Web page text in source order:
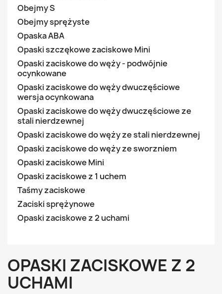
Obejmy S
Obejmy sprężyste
Opaska ABA
Opaski szczękowe zaciskowe Mini
Opaski zaciskowe do węży - podwójnie
ocynkowane
Opaski zaciskowe do węży dwuczęściowe
wersja ocynkowana
Opaski zaciskowe do węży dwuczęściowe ze
stali nierdzewnej
Opaski zaciskowe do węży ze stali nierdzewnej
Opaski zaciskowe do węży ze sworzniem
Opaski zaciskowe Mini
Opaski zaciskowe z 1 uchem
Taśmy zaciskowe
Zaciski sprężynowe
Opaski zaciskowe z 2 uchami
OPASKI ZACISKOWE Z 2
UCHAMI